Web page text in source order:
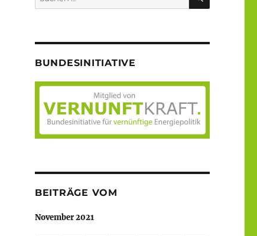
nach:
BUNDESINITIATIVE
BEITRÄGE VOM
November 2021